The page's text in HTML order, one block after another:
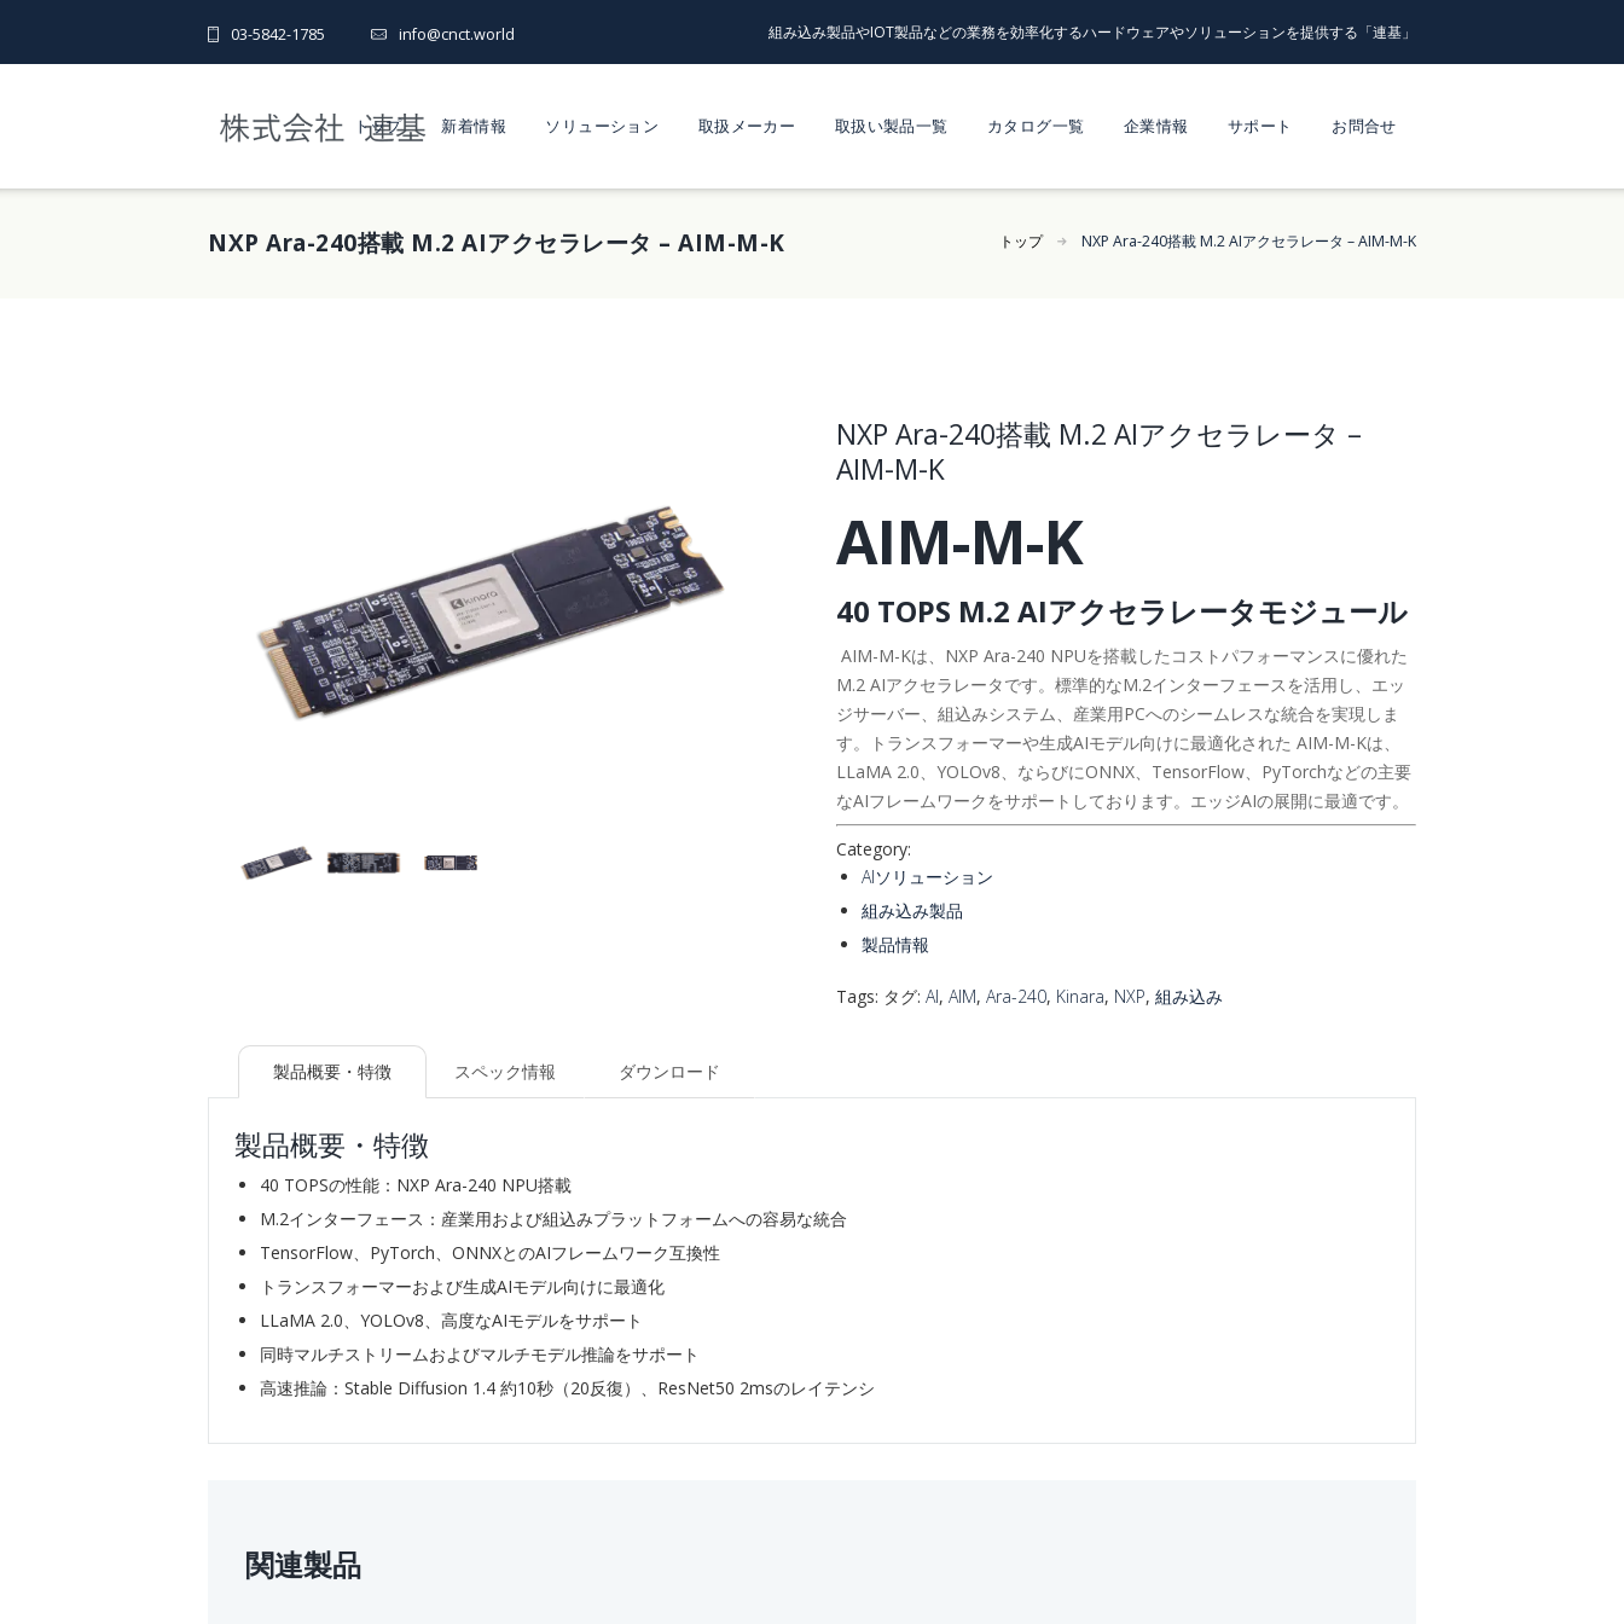
03-5842-1785 info@cnct.world 組み込み製品やIOT製品などの業務を効率化するハードウェアやソリューションを提供する「連基」
トップ 新着情報 ソリューション 取扱メーカー 取扱い製品一覧 カタログ一覧 企業情報 サポート お問合せ
NXP Ara-240搭載 M.2 AIアクセラレータ – AIM-M-K トップ NXP Ara-240搭載 M.2 AIアクセラレータ – AIM-M-K
NXP Ara-240搭載 M.2 AIアクセラレータ –
AIM-M-K
AIM-M-K
40 TOPS M.2 AIアクセラレータモジュール
AIM-M-Kは、NXP Ara-240 NPUを搭載したコストパフォーマンスに優れた
M.2 AIアクセラレータです。標準的なM.2インターフェースを活用し、エッ
ジサーバー、組込みシステム、産業用PCへのシームレスな統合を実現しま
す。トランスフォーマーや生成AIモデル向けに最適化された AIM-M-Kは、
LLaMA 2.0、YOLOv8、ならびにONNX、TensorFlow、PyTorchなどの主要
なAIフレームワークをサポートしております。エッジAIの展開に最適です。
Category:
AIソリューション
組み込み製品
製品情報
Tags: タグ: AI, AIM, Ara-240, Kinara, NXP, 組み込み
製品概要・特徴 スペック情報 ダウンロード
製品概要・特徴
40 TOPSの性能：NXP Ara-240 NPU搭載
M.2インターフェース：産業用および組込みプラットフォームへの容易な統合
TensorFlow、PyTorch、ONNXとのAIフレームワーク互換性
トランスフォーマーおよび生成AIモデル向けに最適化
LLaMA 2.0、YOLOv8、高度なAIモデルをサポート
同時マルチストリームおよびマルチモデル推論をサポート
高速推論：Stable Diffusion 1.4 約10秒（20反復）、ResNet50 2msのレイテンシ
関連製品